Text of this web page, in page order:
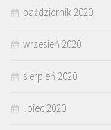
październik 2020
wrzesień 2020
sierpień 2020
lipiec 2020